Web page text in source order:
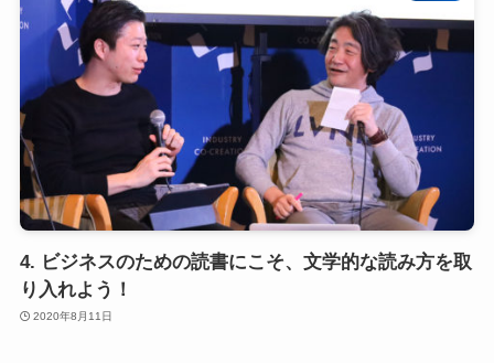
4. ビジネスのための読書にこそ、文学的な読み方を取
り入れよう！
2020年8月11日